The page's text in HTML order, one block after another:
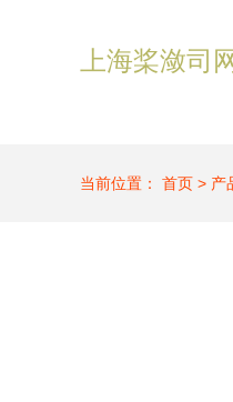
上海桨潋司
当前位置： 首页 > 产